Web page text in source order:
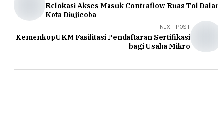
Relokasi Akses Masuk Contraflow Ruas Tol
Kota Diujicoba
NEXT POST
KemenkopUKM Fasilitasi Pendaftaran Sertifikasi
bagi Usaha Mikro